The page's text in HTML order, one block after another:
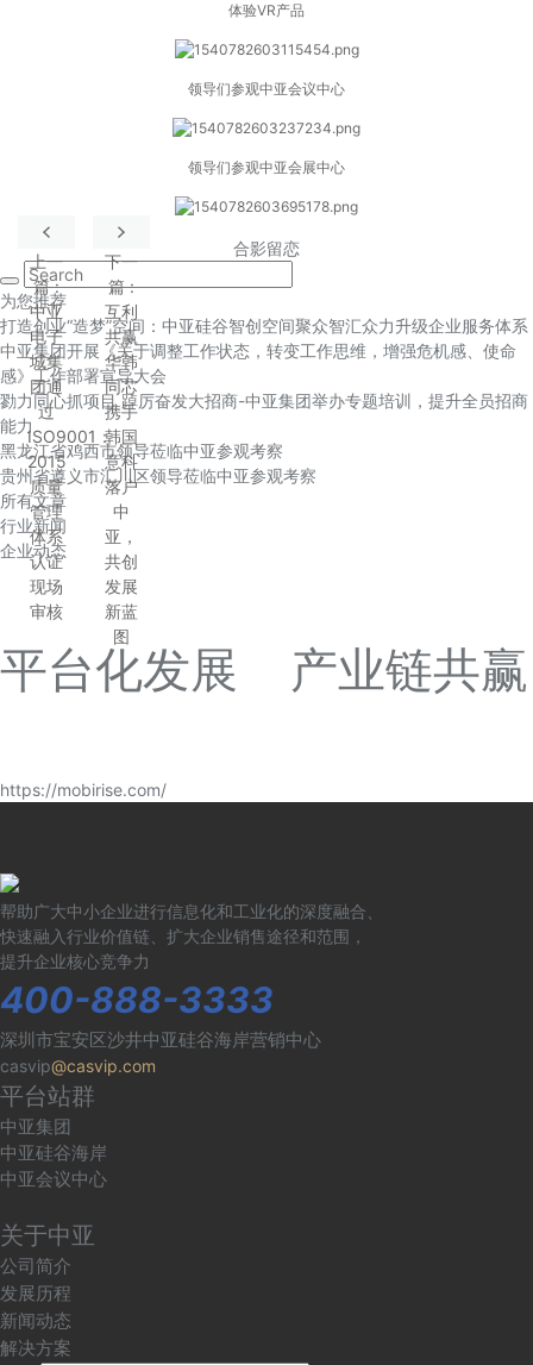
体验VR产品
领导们参观中亚会议中心
领导们参观中亚会展中心
合影留恋
上一
篇:
中亚
电子
城集
团通
过
ISO9001：
2015
质量
管理
体系
认证
现场
审核
下一
篇:
互利
共赢
华韩
同芯
携手
韩国
意科
落户
中
亚，
共创
发展
新蓝
图
为您推荐
打造创业“造梦”空间：中亚硅谷智创空间聚众智汇众力升级企业服务体系
中亚集团开展《关于调整工作状态，转变工作思维，增强危机感、使命
感》工作部署宣导大会
勠力同心抓项目 踔厉奋发大招商-中亚集团举办专题培训，提升全员招商
能力
黑龙江省鸡西市领导莅临中亚参观考察
贵州省遵义市汇川区领导莅临中亚参观考察
所有文章
行业新闻
企业动态
平台化发展 产业链共赢
https://mobirise.com/
帮助广大中小企业进行信息化和工业化的深度融合、
快速融入行业价值链、扩大企业销售途径和范围，
提升企业核心竞争力
400-888-3333
深圳市宝安区沙井中亚硅谷海岸营销中心
casvip@casvip.com
平台站群
中亚集团
中亚硅谷海岸
中亚会议中心
关于中亚
公司简介
发展历程
新闻动态
解决方案